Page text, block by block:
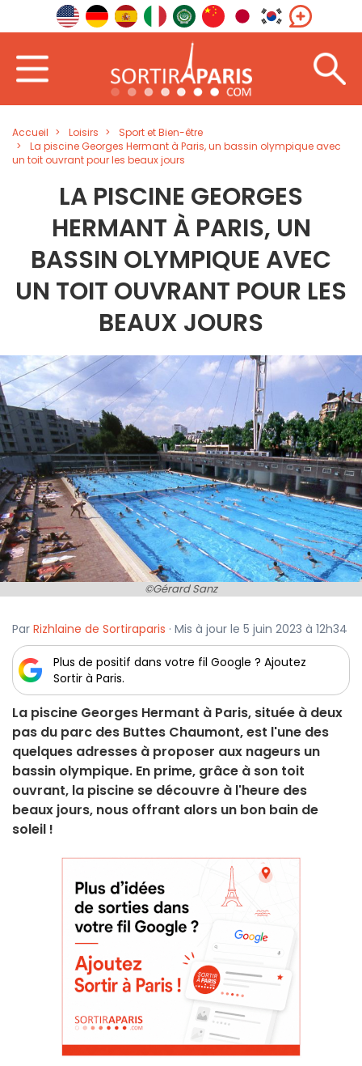
Accueil Loisirs
Sport et Bien-être
La piscine Georges Hermant à Paris, un bassin olympique avec
un toit ouvrant pour les beaux jours
LA PISCINE GEORGES
HERMANT À PARIS, UN
BASSIN OLYMPIQUE AVEC
UN TOIT OUVRANT POUR LES
BEAUX JOURS
©Gérard Sanz
Par Rizhlaine de Sortiraparis · Mis à jour le 5 juin 2023 à 12h34
Plus de positif dans votre fil Google ? Ajoutez
Sortir à Paris.
La piscine Georges Hermant à Paris, située à deux
pas du parc des Buttes Chaumont, est l'une des
quelques adresses à proposer aux nageurs un
bassin olympique. En prime, grâce à son toit
ouvrant, la piscine se découvre à l'heure des
beaux jours, nous offrant alors un bon bain de
soleil !